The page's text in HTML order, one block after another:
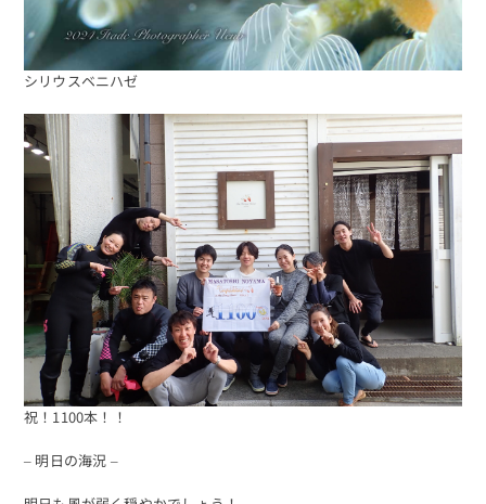
シリウスベニハゼ
祝！1100本！！
– 明日の海況 –